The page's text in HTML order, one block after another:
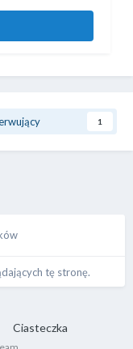
1
tę stronę.
Ciasteczka